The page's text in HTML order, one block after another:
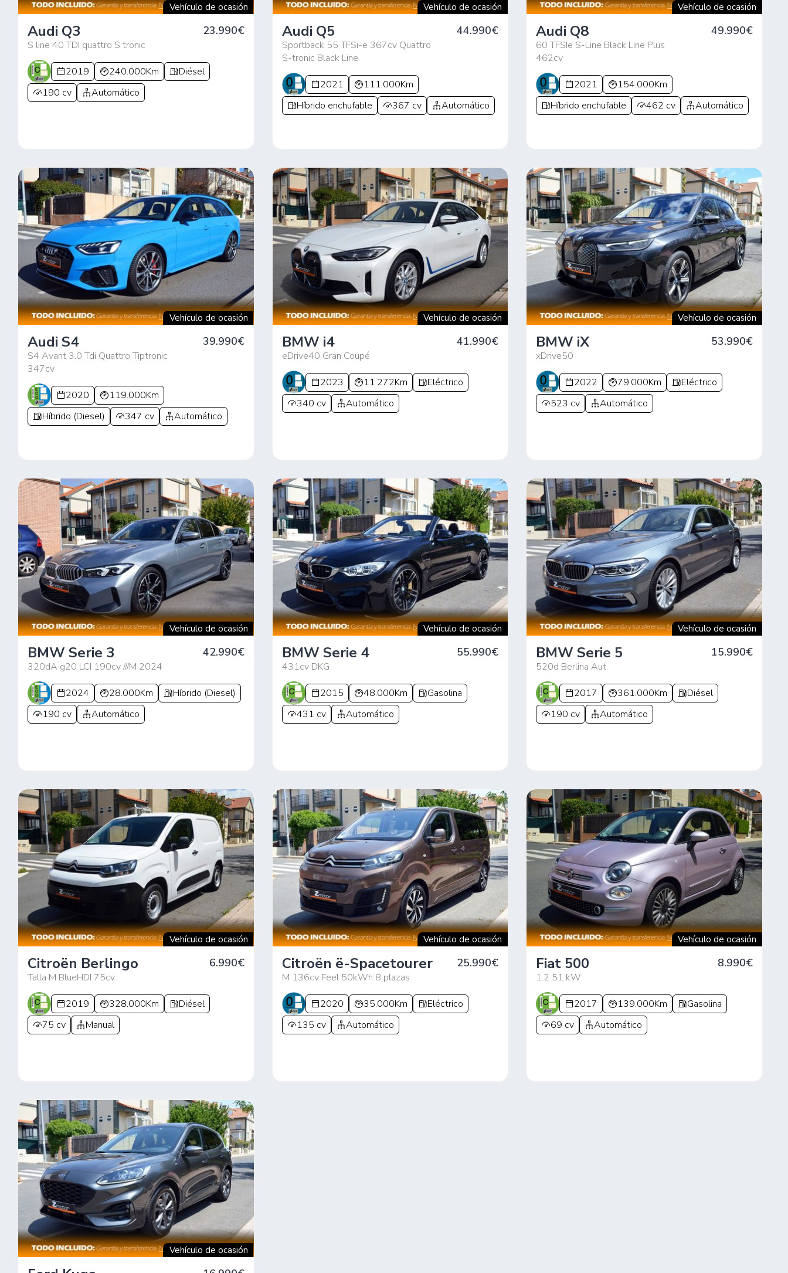
Vehículo de ocasión
Audi Q3
S line 40 TDI quattro S tronic
23.990€
2019 240.000Km
Diésel
190 cv
Automático
Vehículo de ocasión
Audi Q5
Sportback 55 TFSi-e 367cv Quattro
S-tronic Black Line
44.990€
2021
111.000Km
Híbrido enchufable
367 cv Automático
Vehículo de ocasión
Audi Q8
60 TFSIe S-Line Black Line Plus
462cv
49.990€
2021
154.000Km
Híbrido enchufable
462 cv Automático
Vehículo de ocasión
Audi S4
S4 Avant 3.0 Tdi Quattro Tiptronic
347cv
39.990€
2020
119.000Km
Híbrido (Diesel)
347 cv Automático
Vehículo de ocasión
BMW i4
eDrive40 Gran Coupé
41.990€
2023 11.272Km
Eléctrico
340 cv
Automático
Vehículo de ocasión
BMW iX
xDrive50
53.990€
2022 79.000Km
Eléctrico
523 cv
Automático
Vehículo de ocasión
BMW Serie 3
320dA g20 LCI 190cv ///M 2024
42.990€
2024 28.000Km
Híbrido (Diesel)
190 cv
Automático
Vehículo de ocasión
BMW Serie 4
431cv DKG
55.990€
2015 48.000Km
Gasolina
431 cv
Automático
Vehículo de ocasión
BMW Serie 5
520d Berlina Aut.
15.990€
2017 361.000Km
Diésel
190 cv
Automático
Vehículo de ocasión
Citroën Berlingo
Talla M BlueHDI 75cv
6.990€
2019 328.000Km
Diésel
75 cv
Manual
Vehículo de ocasión
Citroën ë-Spacetourer
M 136cv Feel 50kWh 8 plazas
25.990€
2020 35.000Km
Eléctrico
135 cv
Automático
Vehículo de ocasión
Fiat 500
1.2 51 kW
8.990€
2017 139.000Km
Gasolina
69 cv
Automático
Vehículo de ocasión